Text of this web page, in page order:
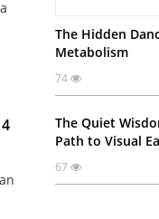
The Hidden
Metabolism
74
The Quiet
Path to Visual
67